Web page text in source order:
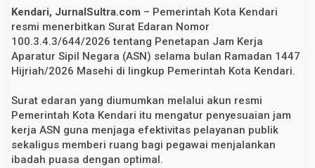
r
a
n
J
a
m
K
r
a
A
S
N
S
Kendari, JurnalSultra.com – Pemerintah Kota Kendari
resmi menerbitkan Surat Edaran Nomor
100.3.4.3/644/2026 tentang Penetapan Jam Kerja
Aparatur Sipil Negara (ASN) selama bulan Ramadan 1447
Hijriah/2026 Masehi di lingkup Pemerintah Kota Kendari.
Surat edaran yang diumumkan melalui akun resmi
Pemerintah Kota Kendari itu mengatur penyesuaian jam
kerja ASN guna menjaga efektivitas pelayanan publik
sekaligus memberi ruang bagi pegawai menjalankan
ibadah puasa dengan optimal.